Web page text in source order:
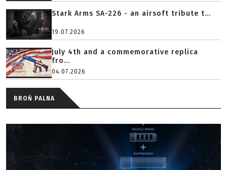
Stark Arms SA-226 - an airsoft tribute t...
19.07.2026
July 4th and a commemorative replica
fro...
04.07.2026
BROŃ PALNA